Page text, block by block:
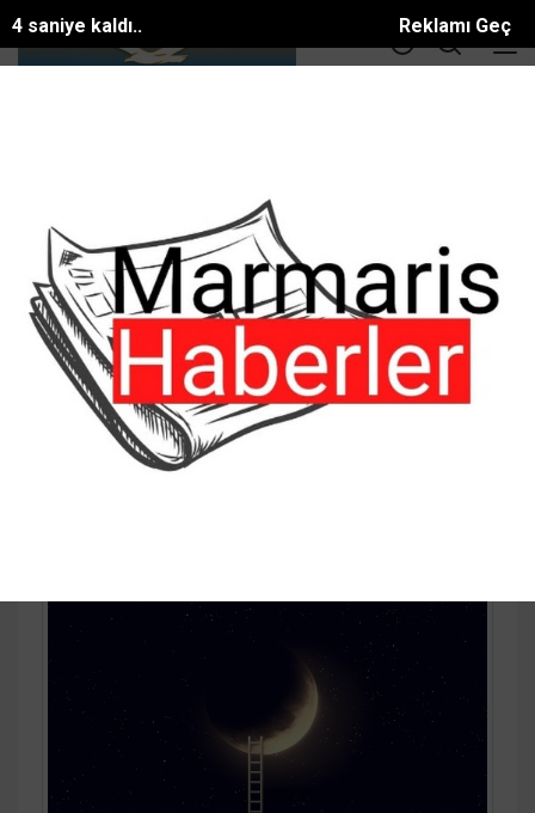
Reklamı Geç
4 saniye kaldı..
ANA SAYFA Rüya Tabirleri Nişasta
Anlamını merak ettiğiniz rüya tabirlerini arama